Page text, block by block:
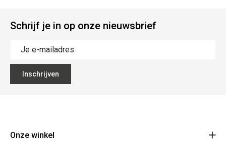
Schrijf je in op onze nieuwsbrief
Inschrijven
Onze winkel